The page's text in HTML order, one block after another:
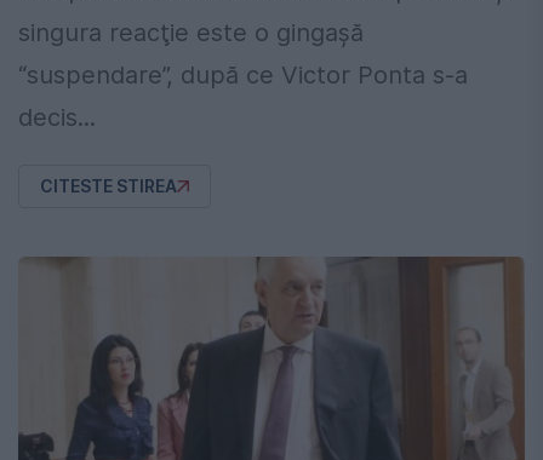
singura reacţie este o gingaşă
“suspendare”, după ce Victor Ponta s-a
decis...
CITESTE STIREA